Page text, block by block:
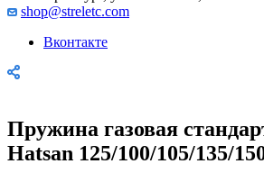
shop@streletc.com
Вконтакте
Пружина газовая
Hatsan 125/100/105/135/